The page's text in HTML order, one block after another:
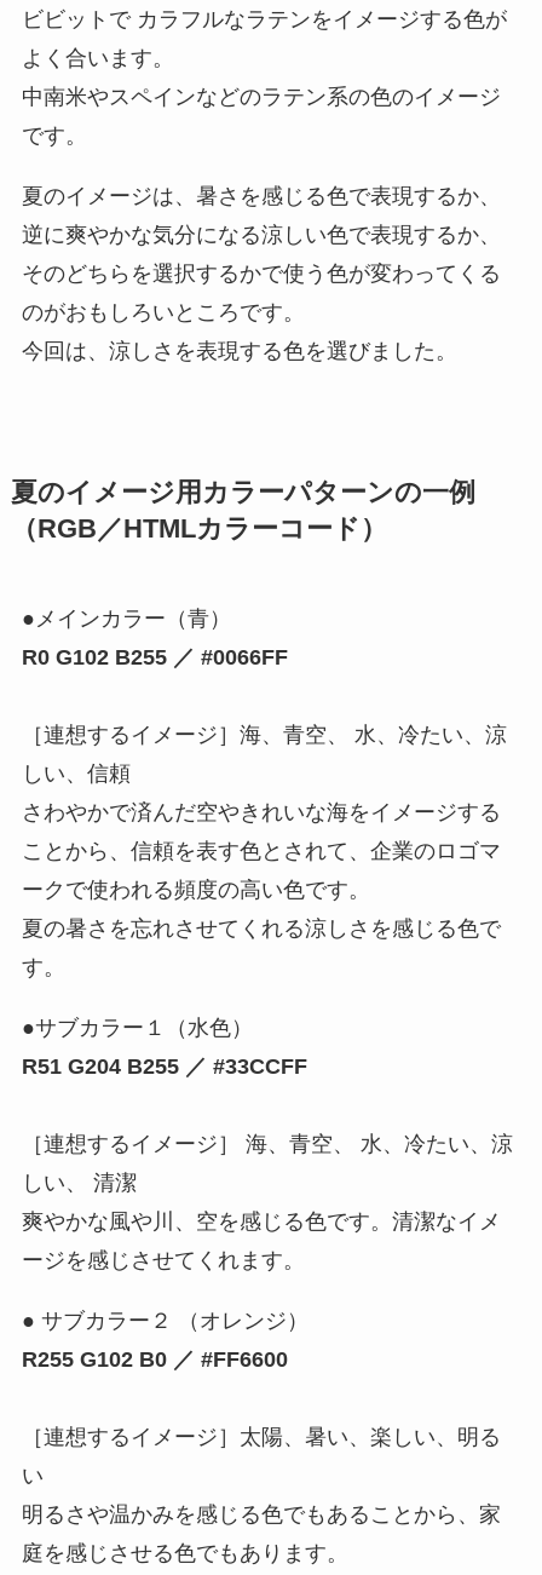
ビビットで カラフルなラテンをイメージする色が
よく合います。
中南米やスペインなどのラテン系の色のイメージ
です。
夏のイメージは、暑さを感じる色で表現するか、
逆に爽やかな気分になる涼しい色で表現するか、
そのどちらを選択するかで使う色が変わってくる
のがおもしろいところです。
今回は、涼しさを表現する色を選びました。
夏のイメージ用カラーパターンの一例
（RGB／HTMLカラーコード）
●メインカラー（青）
R0 G102 B255 ／ #0066FF
［連想するイメージ］海、青空、 水、冷たい、涼
しい、信頼
さわやかで済んだ空やきれいな海をイメージする
ことから、信頼を表す色とされて、企業のロゴマ
ークで使われる頻度の高い色です。
夏の暑さを忘れさせてくれる涼しさを感じる色で
す。
●サブカラー１（水色）
R51 G204 B255 ／ #33CCFF
［連想するイメージ］ 海、青空、 水、冷たい、涼
しい、 清潔
爽やかな風や川、空を感じる色です。清潔なイメ
ージを感じさせてくれます。
● サブカラー２ （オレンジ）
R255 G102 B0 ／ #FF6600
［連想するイメージ］太陽、暑い、楽しい、明る
い
明るさや温かみを感じる色でもあることから、家
庭を感じさせる色でもあります。